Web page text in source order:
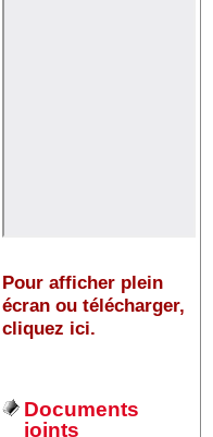
Pour afficher plein
écran ou télécharger,
cliquez ici.
Documents
joints